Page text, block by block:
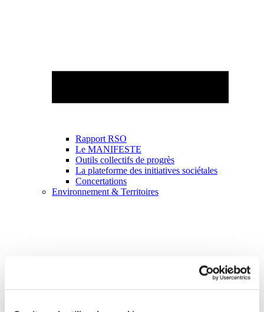
Rapport RSO
Le MANIFESTE
Outils collectifs de progrès
La plateforme des initiatives sociétales
Concertations
Environnement & Territoires